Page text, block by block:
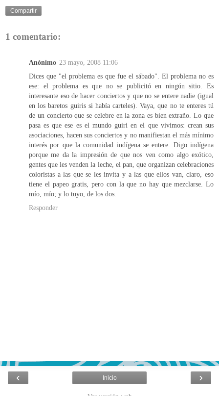
Compartir
1 comentario:
Anónimo 23 mayo, 2008 11:06
Dices que "el problema es que fue el sábado". El problema no es
ese: el problema es que no se publicitó en ningún sitio. Es
interesante eso de hacer conciertos y que no se entere nadie (igual
en los baretos guiris si había carteles). Vaya, que no te enteres tú
de un concierto que se celebre en la zona es bien extraño. Lo que
pasa es que ese es el mundo guiri en el que vivimos: crean sus
asociaciones, hacen sus conciertos y no manifiestan el más mínimo
interés por que la comunidad indígena se entere. Digo indígena
porque me da la impresión de que nos ven como algo exótico,
gentes que les venden la leche, el pan, que organizan celebraciones
coloristas a las que se les invita y a las que ellos van, claro, eso
tiene el papeo gratis, pero con la que no hay que mezclarse. Lo
mío, mío; y lo tuyo, de los dos.
Responder
‹ ›
Inicio